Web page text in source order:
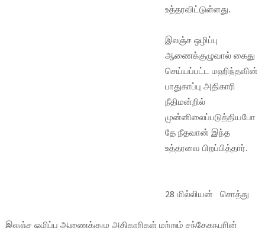
உத்தரவிட்டுள்ளது.
இலஞ்ச ஒழிப்பு
ஆணைக்குழுவால் கைது
செய்யப்பட்ட மஹிந்தவின்
பாதுகாப்பு அதிகாரி
நீதிமன்றில்
முன்னிலைப்படுத்தியபோ
தே நீதவான் இந்த
உத்தரவை பிறப்பித்தார்.
28 மில்லியன் சொத்து
இலஞ்ச ஒழிப்பு ஆணைக்குழு அதிகாரிகள் மற்றும் சந்தேகநபரின்